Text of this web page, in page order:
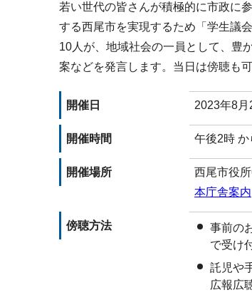
若い世代の皆さんが積極的に市政に
する西尾市を実現するため「学生議
10人が、地域社会の一員として、豊
案などを発言します。当日は傍聴も可
開催日 2023年8月
開催時間 午後2時
開催場所
西尾市役
本庁舎案内
傍聴方法
事前の
で受け
託児や
広報広